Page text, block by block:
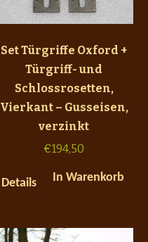
Set Türgriffe Oxford +
Türgriff- und
Schlossrosetten,
Vierkant – Gusseisen,
verzinkt
€194,50
Details In Warenkorb